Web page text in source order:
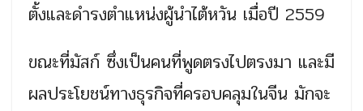
ตั้งและดำรงตำแหน่งผู้นำไต้หวัน เมื่อปี 2559
ขณะที่มัสก์ ซึ่งเป็นคนที่พูดตรงไปตรงมา และมี
ผลประโยชน์ทางธุรกิจที่ครอบคลุมในจีน มักจะ